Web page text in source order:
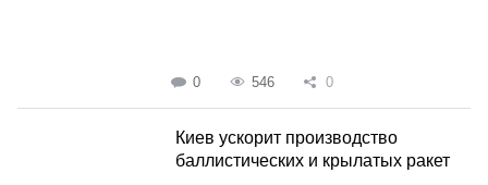
0 546 0
Киев ускорит производство
баллистических и крылатых ракет